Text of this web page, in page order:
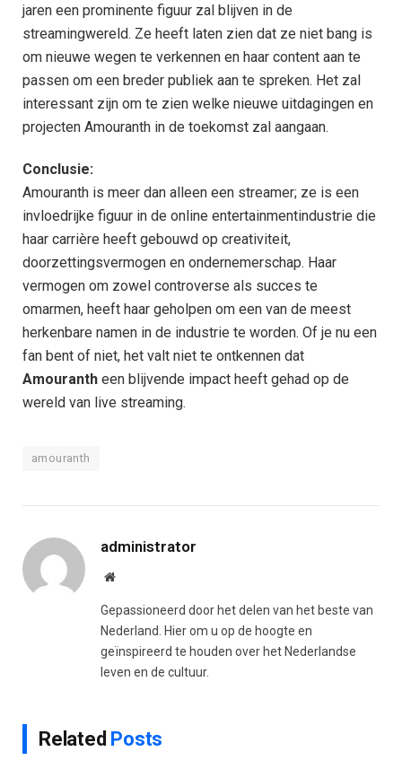
jaren een prominente figuur zal blijven in de
streamingwereld. Ze heeft laten zien dat ze niet bang is
om nieuwe wegen te verkennen en haar content aan te
passen om een breder publiek aan te spreken. Het zal
interessant zijn om te zien welke nieuwe uitdagingen en
projecten Amouranth in de toekomst zal aangaan.
Conclusie:
Amouranth is meer dan alleen een streamer; ze is een
invloedrijke figuur in de online entertainmentindustrie die
haar carrière heeft gebouwd op creativiteit,
doorzettingsvermogen en ondernemerschap. Haar
vermogen om zowel controverse als succes te
omarmen, heeft haar geholpen om een van de meest
herkenbare namen in de industrie te worden. Of je nu een
fan bent of niet, het valt niet te ontkennen dat
Amouranth een blijvende impact heeft gehad op de
wereld van live streaming.
amouranth
administrator
Website
Gepassioneerd door het delen van het beste van
Nederland. Hier om u op de hoogte en
geïnspireerd te houden over het Nederlandse
leven en de cultuur.
Related Posts